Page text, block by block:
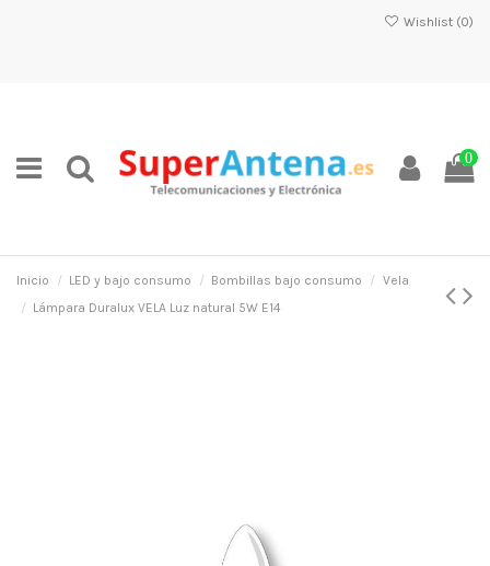
Wishlist (0)
0
Inicio LED y bajo consumo Bombillas bajo consumo
Vela
Lámpara Duralux VELA Luz natural 5W E14